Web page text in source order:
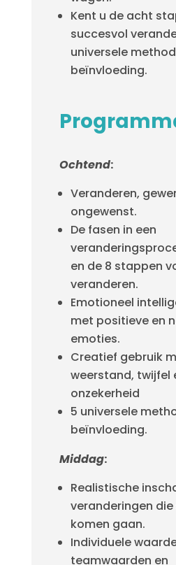
Kent u de acht
succesvol
universele
beïnvloeding.
Ochtend:
Veranderen,
ongewenst.
De fasen in een
en de 8 stappen
veranderen.
Emotioneel
met positieve en
emoties.
Creatief gebruik
weerstand, twijfel
onzekerheid
5 universele
beïnvloeding.
Middag:
Realistische
veranderingen
komen gaan.
Individuele
teamwaarden en